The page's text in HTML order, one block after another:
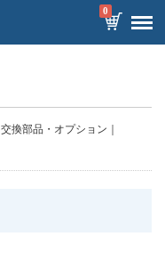
0
交換部品・オプション